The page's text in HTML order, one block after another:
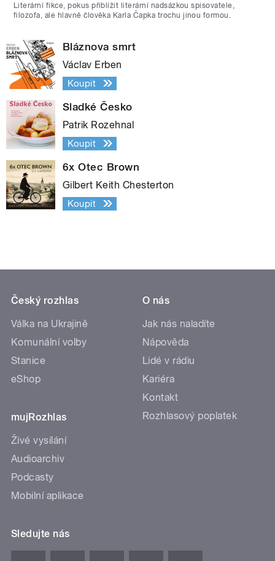
Literární fikce, pokus přiblížit literární nadsázkou spisovatele,
filozofa, ale hlavně člověka Karla Čapka trochu jinou formou.
Bláznova smrt
Václav Erben
Koupit
Sladké Česko
Patrik Rozehnal
Koupit
6x Otec Brown
Gilbert Keith Chesterton
Koupit
Český rozhlas
Válka na Ukrajině
Komunální volby
Stanice
eShop
mujRozhlas
Živé vysílání
Audioarchiv
Podcasty
Mobilní aplikace
O nás
Jak nás naladíte
Nápověda
Lidé v rádiu
Kariéra
Kontakt
Rozhlasový poplatek
Sledujte nás